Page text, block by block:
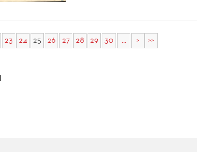
23 24 25 26 27 28 29 30 ... > >>